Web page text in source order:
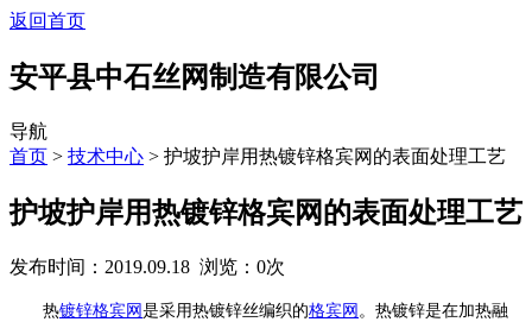
返回首页
安平县中石丝网制造有限公司
导航
首页 > 技术中心 > 护坡护岸用热镀锌格宾网的表面处理工艺
护坡护岸用热镀锌格宾网的表面处理工艺
发布时间：2019.09.18 浏览： 0次
热镀锌格宾网是采用热镀锌丝编织的格宾网 。热镀锌是在加热融